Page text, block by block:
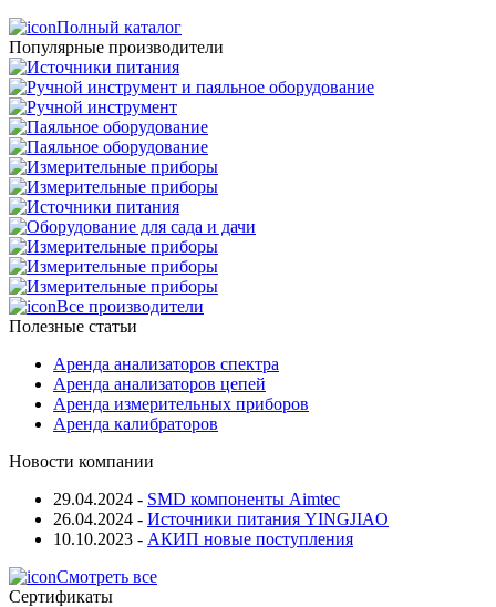
Полный каталог
Популярные производители
Все производители
Полезные статьи
Аренда анализаторов спектра
Аренда анализаторов цепей
Аренда измерительных приборов
Аренда калибраторов
Новости компании
29.04.2024 - SMD компоненты Aimtec
26.04.2024 - Источники питания YINGJIAO
10.10.2023 - АКИП новые поступления
Смотреть все
Сертификаты